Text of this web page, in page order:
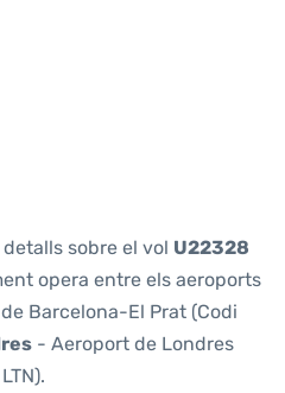
sobre el vol U22328
opera entre els aeroports
Barcelona-El Prat (Codi
- Aeroport de Londres